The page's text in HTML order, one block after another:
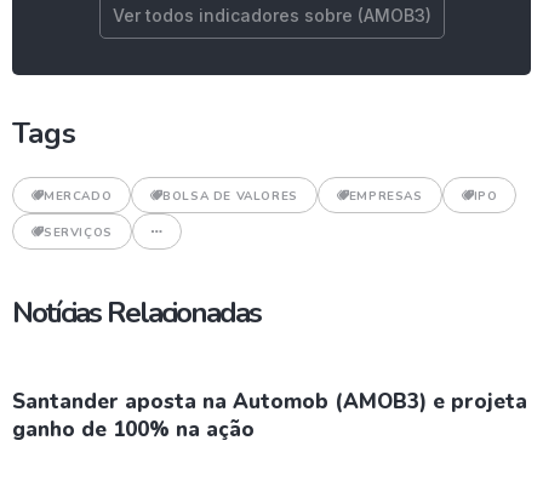
Ver todos indicadores sobre (AMOB3)
Tags
MERCADO BOLSA DE VALORES EMPRESAS IPO
SERVIÇOS
Notícias Relacionadas
Santander aposta na Automob (AMOB3) e projeta
ganho de 100% na ação